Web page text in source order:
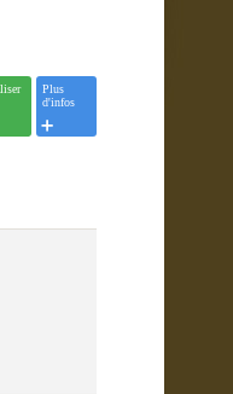
Plus
d'infos